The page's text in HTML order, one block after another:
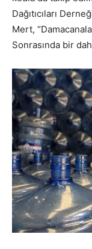
Dağıtıcıları
Mert,
Sonrasında bir